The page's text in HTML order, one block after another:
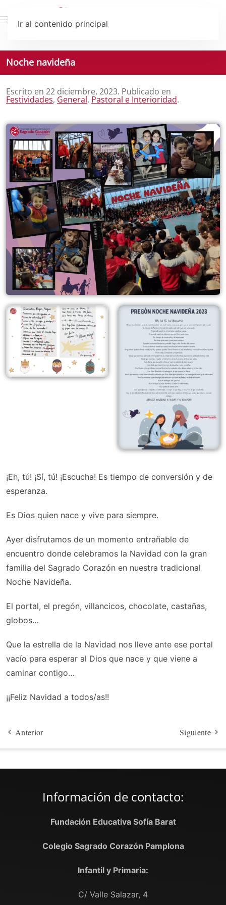
Ir al contenido principal
Noche navideña
Escrito en 22 diciembre, 2023. Publicado en
Festividades, General, Pastoral e Interioridad.
¡Eh, tú! ¡Sí, tú! ¡Escucha! Es tiempo de conversión y de
esperanza.
Es Dios quien nace y vive para siempre.
Ayer disfrutamos de un momento entrañable de
encuentro donde celebramos la Navidad con la gran
familia del Sagrado Corazón en nuestra tradicional
Noche Navideña.
El portal, el pregón, villancicos, chocolate, castañas,
globos…
Que la estrella de la Navidad nos lleve ante ese portal
vacío para esperar al Dios que nace y que viene a
caminar contigo…
¡¡Feliz Navidad a todos/as!!
Anterior Siguiente
Información de contacto:
Fundación Educativa Sofía Barat
Colegio Sagrado Corazón Pamplona
Infantil y Primaria:
C/ Valle Salazar, 4